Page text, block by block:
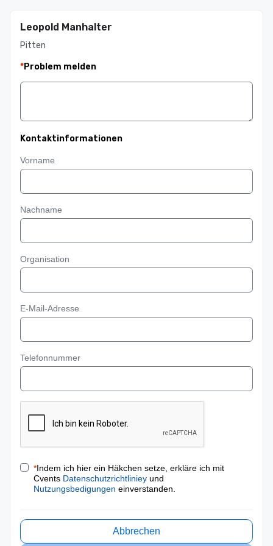
Leopold Manhalter
Pitten
*Problem melden
Kontaktinformationen
Vorname
Nachname
Organisation
E-Mail-Adresse
Telefonnummer
*Indem ich hier ein Häkchen setze, erkläre ich mit
Cvents Datenschutzrichtliniey und
Nutzungsbedigungen einverstanden.
Abbrechen